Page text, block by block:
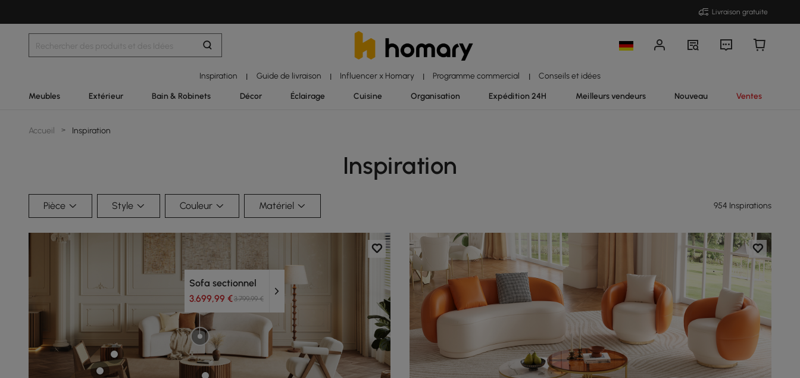
Livraison gratuite
Inspiration | Guide de livraison | Influencer x Homary | Programme commercial | Conseils et idées
Meubles Extérieur Bain & Robinets Décor Éclairage Cuisine Organisation Expédition 24H Meilleurs vendeurs Nouveau Ventes
Accueil > Inspiration
Inspiration
Pièce Style Couleur Matériel 954 Inspirations
Sofa sectionnel
3.699,99 €3.799,99 €